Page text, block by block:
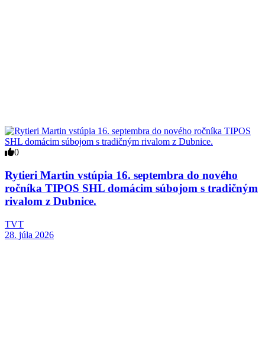
0
Rytieri Martin vstúpia 16. septembra do nového
ročníka TIPOS SHL domácim súbojom s tradičným
rivalom z Dubnice.
TVT
28. júla 2026